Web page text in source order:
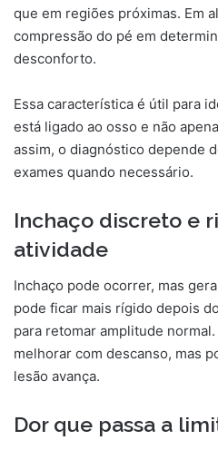
que em regiões próximas. Em
compressão do pé em
desconforto.
Essa característica é útil para
está ligado ao osso e não
assim, o diagnóstico depende
exames quando necessário.
Inchaço discreto e
atividade
Inchaço pode ocorrer, mas
pode ficar mais rígido depois
para retomar amplitude
melhorar com descanso, mas
lesão avança.
Dor que passa a